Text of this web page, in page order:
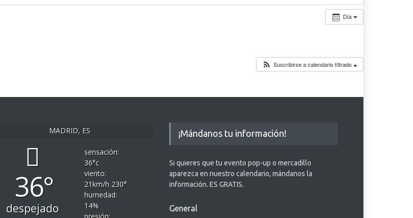
Día
Suscribirse a calendario filtrado
MADRID, ES
36°
despejado
sensación:
36°c
viento:
21km/h230°
humedad:
14%
¡Mándanos tu información!
Si quieres que tu evento pop-up o mercadillo
aparezca en nuestro calendario, mándanos la
información. ES GRATIS.
General